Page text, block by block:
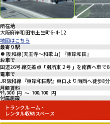
所在地
大阪府岸和田市土生町6-4-12
地図はこちら
最寄り駅
阪和線(天王寺～和歌山) 『東岸和田』
お車で
国道26号線交差点「別所東２号」を南西へ車で6
電車で
JR阪和線『東岸和田駅』東口より南西へ徒歩8分
月額賃料
91,300 円 ～ 100,100 円
付属施設
トランクルーム・
レンタル収納スペース